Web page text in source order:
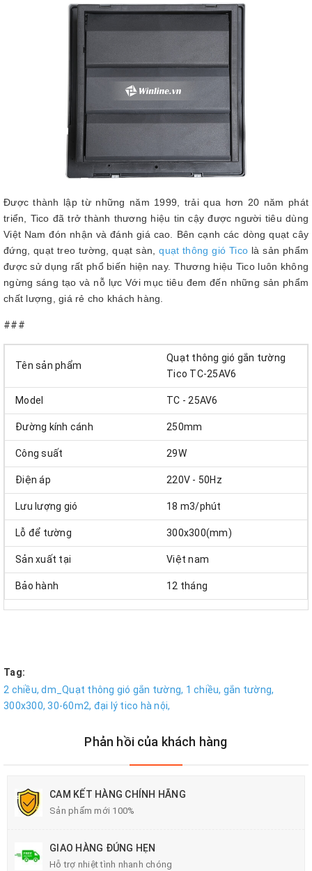
Được thành lập từ những năm 1999, trải qua hơn 20 năm phát
triển, Tico đã trở thành thương hiệu tin cậy được người tiêu dùng
Việt Nam đón nhận và đánh giá cao. Bên cạnh các dòng quạt cây
đứng, quạt treo tường, quạt sàn,quạt thông gió Tico là sản phẩm
được sử dụng rất phổ biến hiện nay. Thương hiệu Tico luôn không
ngừng sáng tạo và nỗ lực Với mục tiêu đem đến những sản phẩm
chất lượng, giá rẻ cho khách hàng.
###
Tên sản phẩm
Quạt thông gió gắn tường
Tico TC-25AV6
Model TC - 25AV6
Đường kính cánh 250mm
Công suất 29W
Điện áp 220V - 50Hz
Lưu lượng gió 18 m3/phút
Lỗ để tường 300x300(mm)
Sản xuất tại Việt nam
Bảo hành 12 tháng
Tag:
2 chiều, dm_Quạt thông gió gắn tường, 1 chiều, gắn tường,
300x300, 30-60m2, đại lý tico hà nội,
Phản hồi của khách hàng
CAM KẾT HÀNG CHÍNH HÃNG
Sản phẩm mới 100%
GIAO HÀNG ĐÚNG HẸN
Hỗ trợ nhiệt tình nhanh chóng